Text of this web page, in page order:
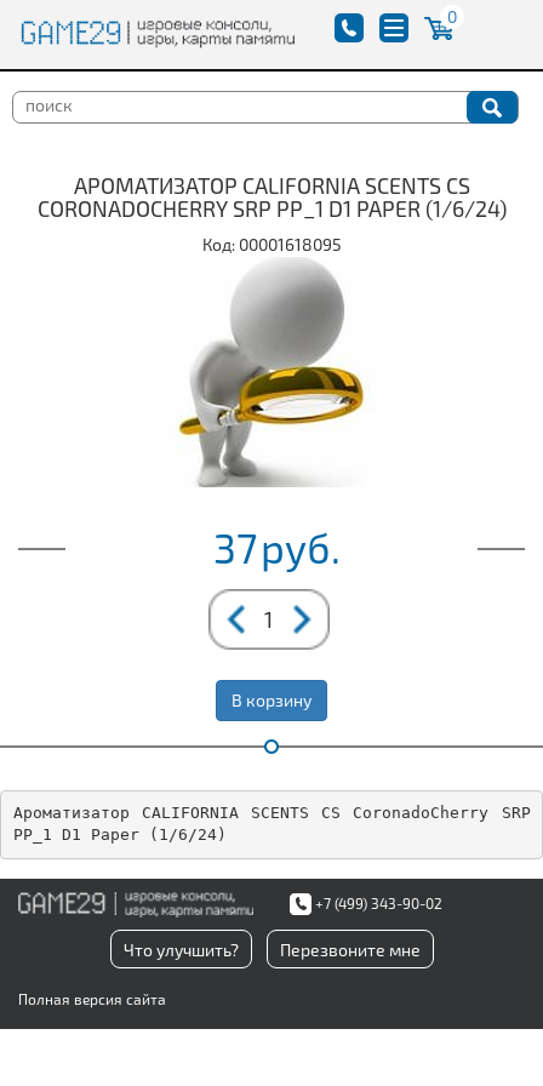
0
АРОМАТИЗАТОР CALIFORNIA SCENTS CS
CORONADOCHERRY SRP PP_1 D1 PAPER (1/6/24)
Код: 00001618095
37руб.
В корзину
Ароматизатор CALIFORNIA SCENTS CS CoronadoCherry SRP
PP_1 D1 Paper (1/6/24)
+7 (499) 343-90-02
Что улучшить? Перезвоните мне
Полная версия сайта